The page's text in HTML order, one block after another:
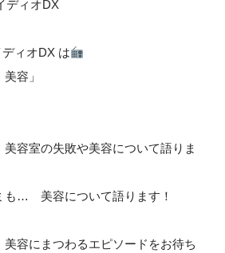
ディオDX
ィオDX は
容」
美容室の失敗や美容について語りま
も… 美容について語ります！
容にまつわるエピソードをお待ち